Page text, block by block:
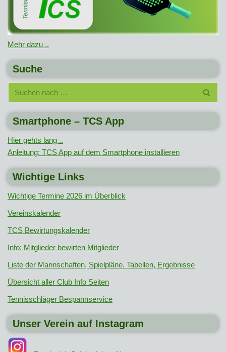
Mehr dazu ..
Suche
Smartphone – TCS App
Hier gehts lang ..
Anleitung: TCS App auf dem Smartphone installieren
Wichtige Links
Wichtige Termine 2026 im Überblick
Vereinskalender
TCS Bewirtungskalender
Info: Mitglieder bewirten Mitglieder
Liste der Mannschaften, Spielpläne. Tabellen, Ergebnisse
Übersicht aller Club Info Seiten
Tennisschläger Bespannservice
Unser Verein auf Instagram